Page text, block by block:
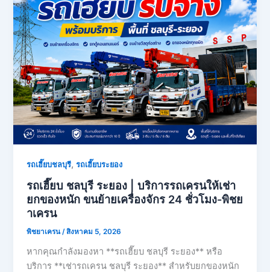
รถเฮี๊ยบชลบุรี,รถเฮี๊ยบระยอง
รถเฮี๊ยบ ชลบุรี ระยอง | บริการรถเครนให้เช่า
ยกของหนัก ขนย้ายเครื่องจักร 24 ชั่วโมง-พิชย
าเครน
พิชยาเครน/สิงหาคม 5, 2026
หากคุณกำลังมองหา **รถเฮี๊ยบ ชลบุรี ระยอง** หรือ
บริการ **เช่ารถเครน ชลบุรี ระยอง** สำหรับยกของหนัก